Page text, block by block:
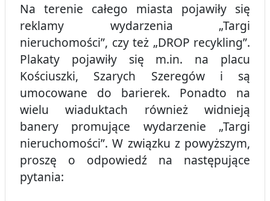
Na terenie całego miasta pojawiły się
reklamy wydarzenia „Targi
nieruchomości”, czy też „DROP recykling”.
Plakaty pojawiły się m.in. na placu
Kościuszki, Szarych Szeregów i są
umocowane do barierek. Ponadto na
wielu wiaduktach również widnieją
banery promujące wydarzenie „Targi
nieruchomości”. W związku z powyższym,
proszę o odpowiedź na następujące
pytania: